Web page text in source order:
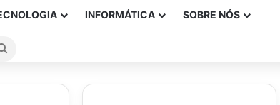
INFORMÁTICA SOBRE NÓS